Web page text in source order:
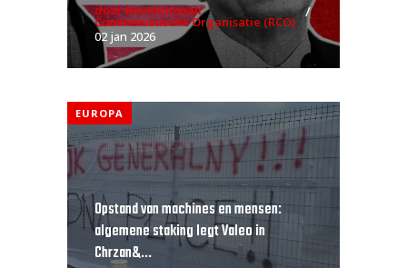
door Revolutionair
Communistische Organisatie (RCO)
02 jan 2026
EUROPA
Opstand van machines en mensen:
algemene staking legt Valeo in
Chrzan&...